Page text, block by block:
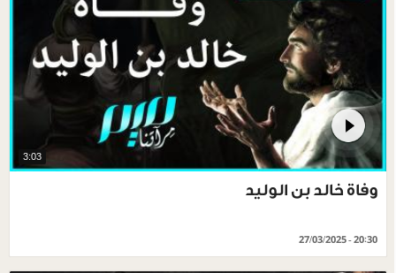
3:03
وفاة خالد بن الوليد
27/03/2025 - 20:30